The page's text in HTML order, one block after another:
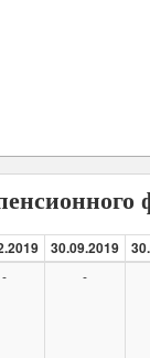
30.09.2019
- -